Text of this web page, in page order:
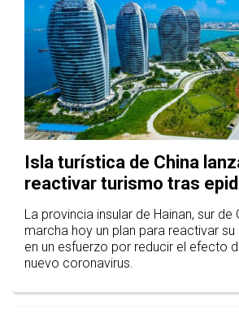
Isla turística de China
reactivar turismo tras
La provincia insular de Hainan, sur de
marcha hoy un plan para reactivar su
en un esfuerzo por reducir el efecto
nuevo coronavirus.